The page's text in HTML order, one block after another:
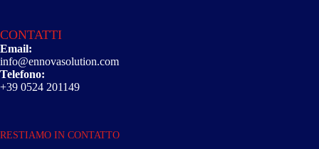
CONTATTI
Email:
info@ennovasolution.com
Telefono:
+39 0524 201149
RESTIAMO IN CONTATTO